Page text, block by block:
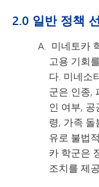
2.0 일반 정책
미네토카
고용 기회
다. 미네소
군은 인종,
인 여부, 공
령, 가족
유로 불법
카 학군은
조치를 제